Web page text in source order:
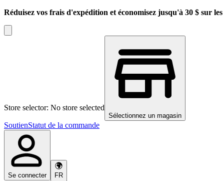
Réduisez vos frais d'expédition et économisez jusqu'à 30 $ sur
Store selector: No store selected
Sélectionnez un magasin
SoutienStatut de la commande
Se connecter FR